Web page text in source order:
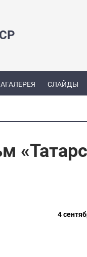
СЛАЙДЫ
4